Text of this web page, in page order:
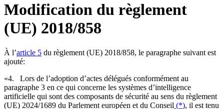
Modification du règlement
(UE) 2018/858
À l’article 5 du règlement (UE) 2018/858, le paragraphe suivant est
ajouté:
«4. Lors de l’adoption d’actes délégués conformément au
paragraphe 3 en ce qui concerne les systèmes d’intelligence
artificielle qui sont des composants de sécurité au sens du règlement
(UE) 2024/1689 du Parlement européen et du Conseil (*), il est tenu